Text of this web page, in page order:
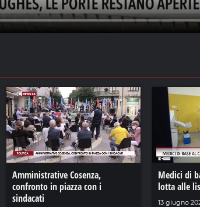
Amministrative Cosenza,
confronto in piazza con i
sindacati
Medici di
lotta alle
13 giugno